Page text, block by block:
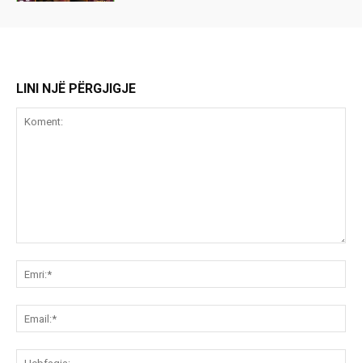
LINI NJË PËRGJIGJE